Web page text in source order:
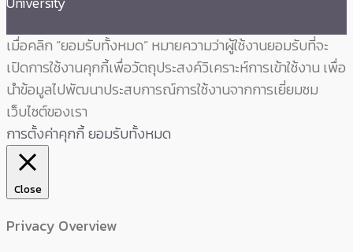
เมื่อคลิก “ยอมรับทั้งหมด” หมายความว่าผู้ใช้งานยอมรับที่จะ
เปิดการใช้งานคุกกี้เพื่อวัตถุประสงค์วิเคราะห์การเข้าใช้งาน เพื่อ
นำข้อมูลไปพัฒนาประสบการณ์การใช้งานจากการเยี่ยมชม
เว็บไซต์ของเรา
การตั้งค่าคุกกี้ยอมรับทั้งหมด
Close
Privacy Overview